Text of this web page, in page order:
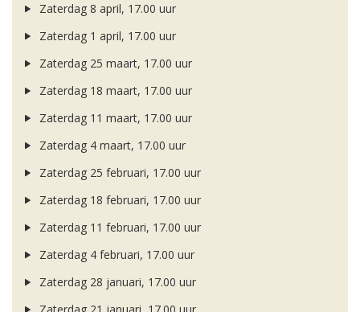
Zaterdag 8 april, 17.00 uur
Zaterdag 1 april, 17.00 uur
Zaterdag 25 maart, 17.00 uur
Zaterdag 18 maart, 17.00 uur
Zaterdag 11 maart, 17.00 uur
Zaterdag 4 maart, 17.00 uur
Zaterdag 25 februari, 17.00 uur
Zaterdag 18 februari, 17.00 uur
Zaterdag 11 februari, 17.00 uur
Zaterdag 4 februari, 17.00 uur
Zaterdag 28 januari, 17.00 uur